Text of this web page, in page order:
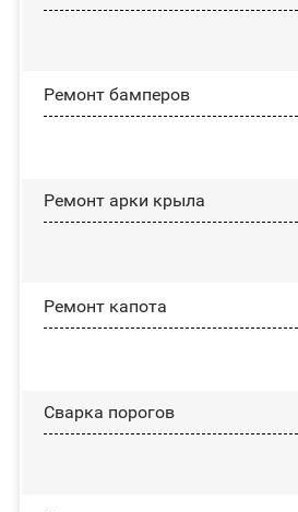
Ремонт бамперов
Ремонт арки крыла
Ремонт капота
Сварка порогов